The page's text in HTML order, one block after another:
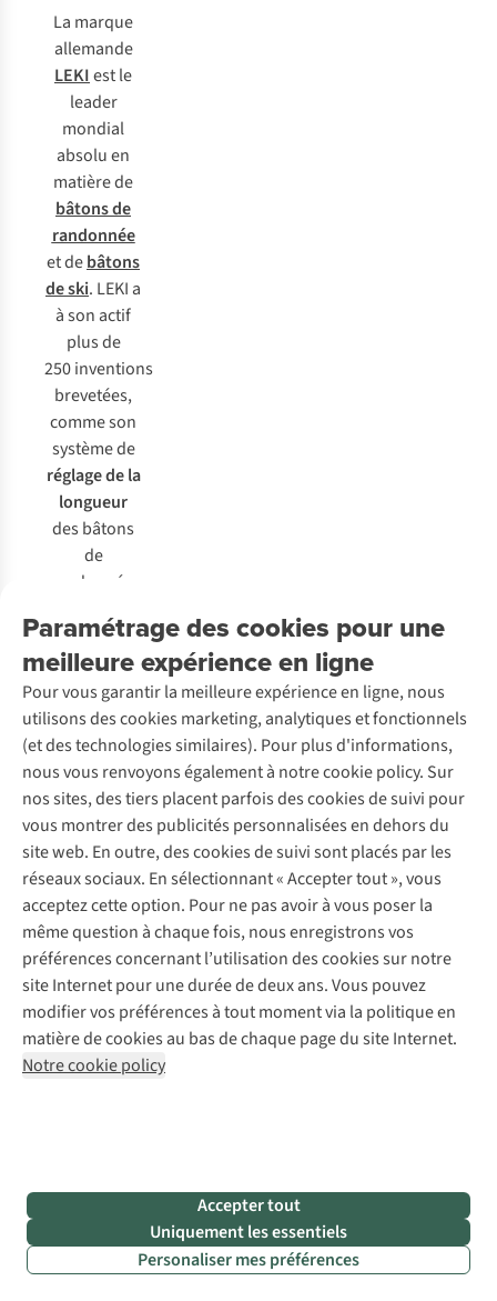
La marque
allemande
LEKIest le
leader
mondial
absolu en
matière de
bâtons de
randonnée
et debâtons
de ski. LEKI a
à son actif
plus de
250 inventions
brevetées,
comme son
système de
réglage de la
longueur
des bâtons
de
randonnée.
cherchez des
bâtons pour
assurer
votre
stabilité
dans la
neige, en
montagne
ou sur
terrain plat ?
Vous êtes à
la bonne
adresse chez
LEKI.
Découvrez
LEKI
planifiez
Il
manque
encore
Découvrez l’offre de location
Paramétrage des cookies pour une
meilleure expérience en ligne
Pour vous garantir la meilleure expérience en ligne, nous
utilisons des cookies marketing, analytiques et fonctionnels
(et des technologies similaires). Pour plus d'informations,
nous vous renvoyons également à notre cookie policy. Sur
nos sites, des tiers placent parfois des cookies de suivi pour
vous montrer des publicités personnalisées en dehors du
site web. En outre, des cookies de suivi sont placés par les
réseaux sociaux. En sélectionnant « Accepter tout », vous
acceptez cette option. Pour ne pas avoir à vous poser la
même question à chaque fois, nous enregistrons vos
préférences concernant l’utilisation des cookies sur notre
site Internet pour une durée de deux ans. Vous pouvez
modifier vos préférences à tout moment via la politique en
matière de cookies au bas de chaque page du site Internet.
Notre cookie policy
Accepter tout
Uniquement les essentiels
Personaliser mes préférences